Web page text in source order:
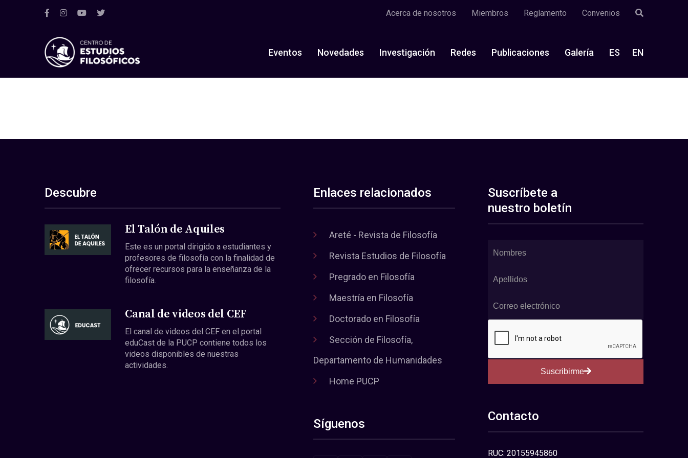
Acerca de nosotros Miembros Reglamento Convenios
Eventos Novedades Investigación Redes Publicaciones Galería ES EN
Descubre
El Talón de Aquiles
Este es un portal dirigido a estudiantes y
profesores de filosofía con la finalidad de
ofrecer recursos para la enseñanza de la
filosofía.
Canal de videos del CEF
El canal de videos del CEF en el portal
eduCast de la PUCP contiene todos los
videos disponibles de nuestras
actividades.
Enlaces relacionados
Areté - Revista de Filosofía
Revista Estudios de Filosofía
Pregrado en Filosofía
Maestría en Filosofía
Doctorado en Filosofía
Sección de Filosofía,
Departamento de Humanidades
Home PUCP
Síguenos
Suscríbete a
nuestro boletín
Suscribirme
Contacto
RUC: 20155945860